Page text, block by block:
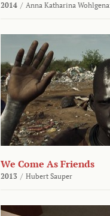
2014 / Anna Katharina
We Come As Friends
2013 / Hubert Sauper